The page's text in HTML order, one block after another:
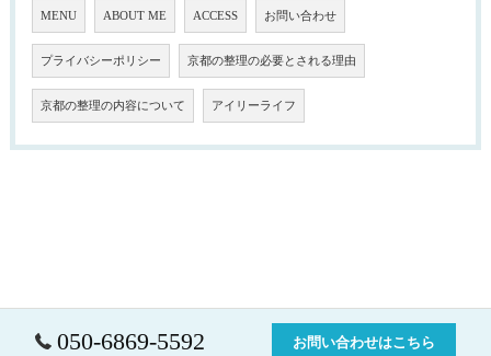
MENU ABOUT ME ACCESS お問い合わせ
プライバシーポリシー 京都の整理の必要とされる理由
京都の整理の内容について アイリーライフ
050-6869-5592 お問い合わせはこちら